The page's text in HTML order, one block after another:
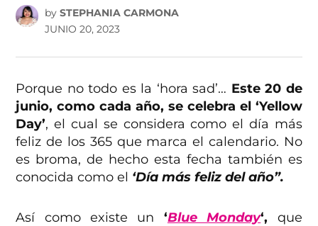
by STEPHANIA CARMONA
JUNIO 20, 2023
Porque no todo es la ‘hora sad’… Este 20 de
junio, como cada año, se celebra el ‘Yellow
Day’, el cual se considera como el día más
feliz de los 365 que marca el calendario. No
es broma, de hecho esta fecha también es
conocida como el ‘Día más feliz del año”.
Así como existe un ‘Blue Monday‘, que